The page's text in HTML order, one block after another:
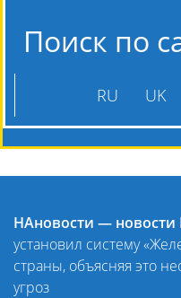
Поиск по
RU UK
НАновости — новости
установил систему
страны, объясняя это
угроз